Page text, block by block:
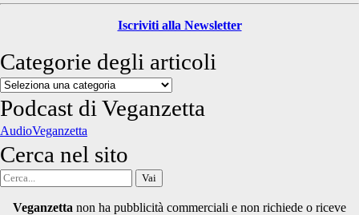
Iscriviti alla Newsletter
Categorie degli articoli
Categorie
degli
articoli
Podcast di Veganzetta
AudioVeganzetta
Cerca nel sito
Cerca
Veganzetta non ha pubblicità commerciali e non richiede o riceve